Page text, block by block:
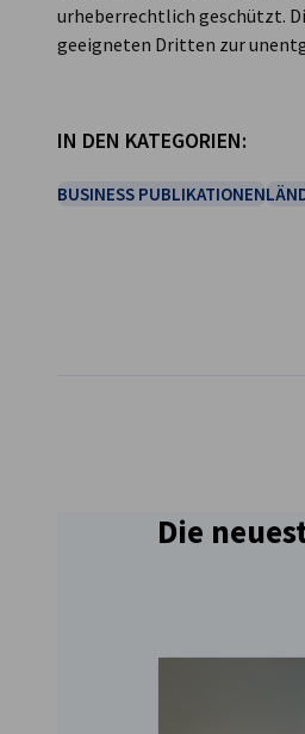
urheberrechtlich geschützt.
geeigneten Dritten zur
IN DEN KATEGORIEN:
BUSINESS PUBLIKATIONEN
Die